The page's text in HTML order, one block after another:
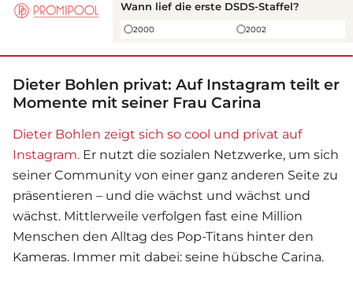
Wann lief die erste DSDS-Staffel?
2000 2002
Dieter Bohlen privat: Auf Instagram teilt er
Momente mit seiner Frau Carina
Dieter Bohlen zeigt sich so cool und privat auf
Instagram. Er nutzt die sozialen Netzwerke, um sich
seiner Community von einer ganz anderen Seite zu
präsentieren – und die wächst und wächst und
wächst. Mittlerweile verfolgen fast eine Million
Menschen den Alltag des Pop-Titans hinter den
Kameras. Immer mit dabei: seine hübsche Carina.